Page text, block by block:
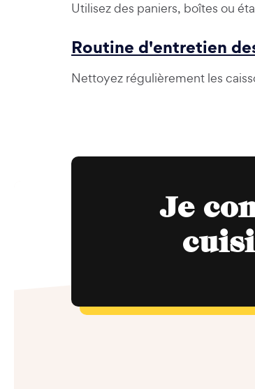
Utilisez des paniers, boîtes ou
Routine d'entretien
Nettoyez régulièrement les
Je